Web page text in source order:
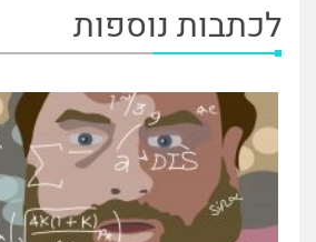
לכתבות נוספות